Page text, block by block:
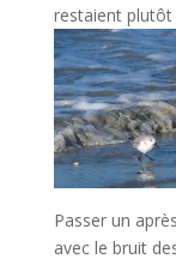
restaient plutôt
Passer un
avec le bruit